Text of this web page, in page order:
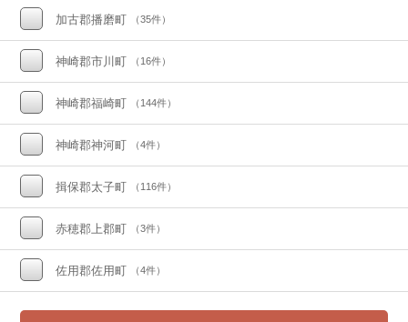
加古郡播磨町 （35件）
神崎郡市川町 （16件）
神崎郡福崎町 （144件）
神崎郡神河町 （4件）
揖保郡太子町 （116件）
赤穂郡上郡町 （3件）
佐用郡佐用町 （4件）